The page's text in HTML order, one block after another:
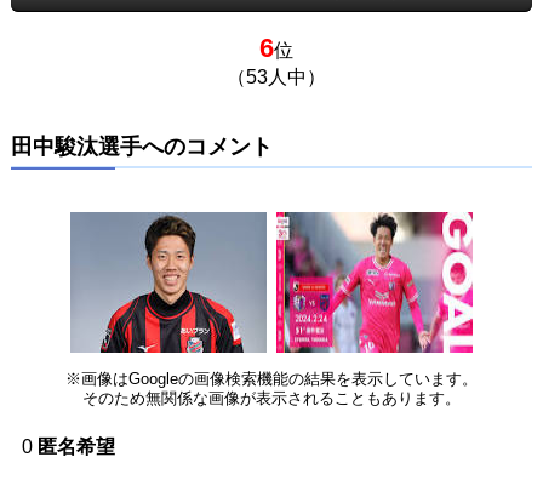
6位
（53人中）
田中駿汰選手へのコメント
※画像はGoogleの画像検索機能の結果を表示しています。
そのため無関係な画像が表示されることもあります。
0 匿名希望